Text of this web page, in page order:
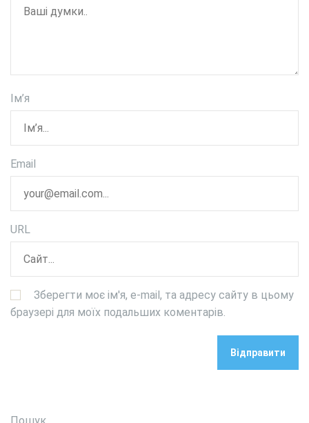
Ім’я
Email
URL
Зберегти моє ім'я, e-mail, та адресу сайту в цьому
браузері для моїх подальших коментарів.